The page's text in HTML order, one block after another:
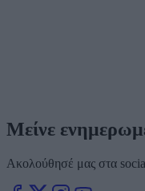
Μείνε
Ακολούθησέ μας στα